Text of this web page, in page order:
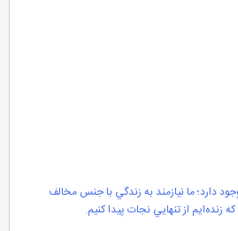
دارد؛ ما نيازمند به زندگي با جنس مخالف
از تنهايي نجات پيدا كنيم.